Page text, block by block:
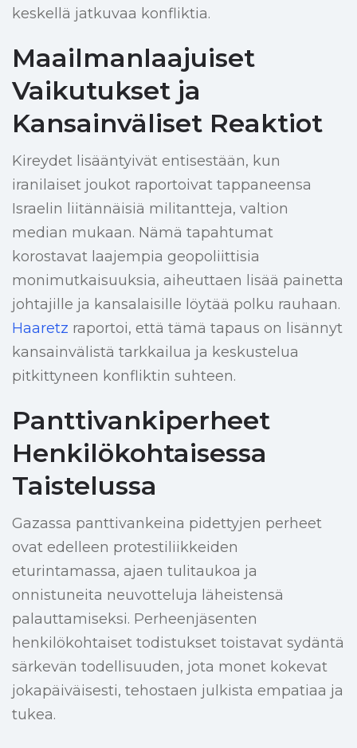
keskellä jatkuvaa konfliktia.
Maailmanlaajuiset
Vaikutukset ja
Kansainväliset Reaktiot
Kireydet lisääntyivät entisestään, kun
iranilaiset joukot raportoivat tappaneensa
Israelin liitännäisiä militantteja, valtion
median mukaan. Nämä tapahtumat
korostavat laajempia geopoliittisia
monimutkaisuuksia, aiheuttaen lisää painetta
johtajille ja kansalaisille löytää polku rauhaan.
Haaretz raportoi, että tämä tapaus on lisännyt
kansainvälistä tarkkailua ja keskustelua
pitkittyneen konfliktin suhteen.
Panttivankiperheet
Henkilökohtaisessa
Taistelussa
Gazassa panttivankeina pidettyjen perheet
ovat edelleen protestiliikkeiden
eturintamassa, ajaen tulitaukoa ja
onnistuneita neuvotteluja läheistensä
palauttamiseksi. Perheenjäsenten
henkilökohtaiset todistukset toistavat sydäntä
särkevän todellisuuden, jota monet kokevat
jokapäiväisesti, tehostaen julkista empatiaa ja
tukea.